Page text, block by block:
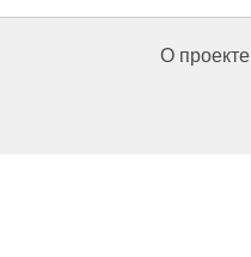
О проекте